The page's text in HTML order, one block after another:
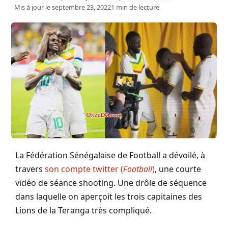
Mis à jour le septembre 23, 20221 min de lecture
La Fédération Sénégalaise de Football a dévoilé, à
travers son compte twitter (Football), une courte
vidéo de séance shooting. Une drôle de séquence
dans laquelle on aperçoit les trois capitaines des
Lions de la Teranga très compliqué.